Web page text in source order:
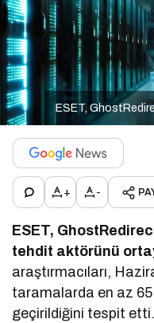
ESET,
+ -
ESET,
tehdit aktörünü
araştırmacıları,
taramalarda en az
geçirildiğini tespit etti.